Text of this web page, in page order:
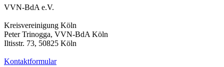
VVN-BdA e.V.
Kreisvereinigung Köln
Peter Trinogga, VVN-BdA Köln
Iltisstr. 73, 50825 Köln
Kontaktformular